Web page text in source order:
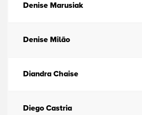
Denise Marusiak
Denise Milão
Diandra Chaise
Diego Castria